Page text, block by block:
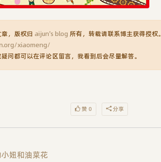
，版权归 aijun's blog 所有，转载请联系博主获得授权。
xiaomeng/
问都可以在评论区留言，我看到后会尽量解答。
赞 0 分享
妞和油菜花